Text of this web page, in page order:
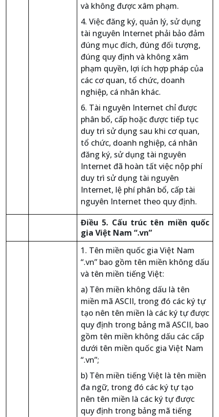
và không được xâm phạm.
4. Việc đăng ký, quản lý, sử dụng
tài nguyên Internet phải bảo đảm
đúng mục đích, đúng đối tượng,
đúng quy định và không xâm
phạm quyền, lợi ích hợp pháp của
các cơ quan, tổ chức, doanh
nghiệp, cá nhân khác.
6. Tài nguyên Internet chỉ được
phân bổ, cấp hoặc được tiếp tục
duy trì sử dụng sau khi cơ quan,
tổ chức, doanh nghiệp, cá nhân
đăng ký, sử dụng tài nguyên
Internet đã hoàn tất việc nộp phí
duy trì sử dụng tài nguyên
Internet, lệ phí phân bổ, cấp tài
nguyên Internet theo quy định.
Điều 5. Cấu trúc tên miền quốc
gia Việt Nam “.vn”
1. Tên miền quốc gia Việt Nam
“.vn” bao gồm tên miền không dấu
và tên miền tiếng Việt:
a) Tên miền không dấu là tên
miền mã ASCII, trong đó các ký tự
tạo nên tên miền là các ký tự được
quy định trong bảng mã ASCII, bao
gồm tên miền không dấu các cấp
dưới tên miền quốc gia Việt Nam
“.vn”;
b) Tên miền tiếng Việt là tên miền
đa ngữ, trong đó các ký tự tạo
nên tên miền là các ký tự được
quy định trong bảng mã tiếng